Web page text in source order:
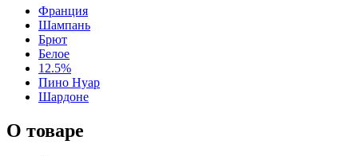
Франция
Шампань
Брют
Белое
12.5%
Пино Нуар
Шардоне
О товаре